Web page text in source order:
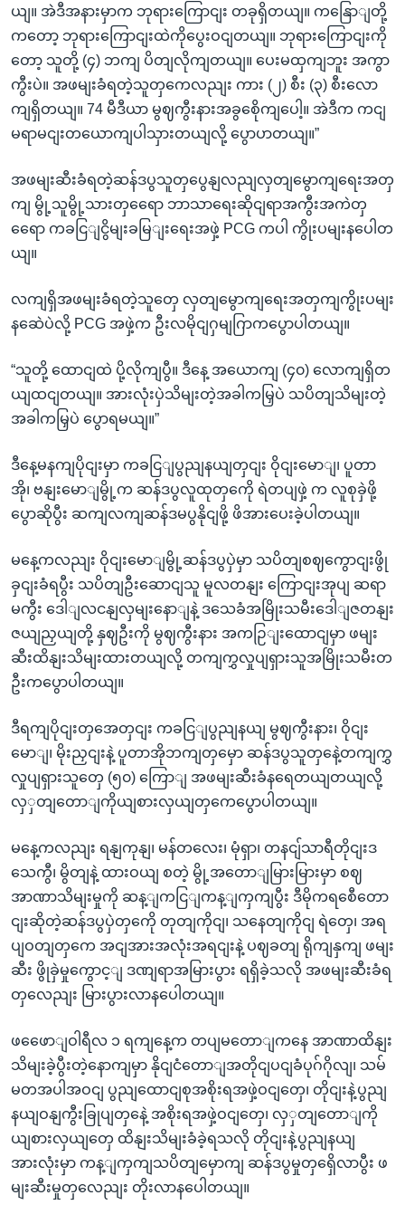
ယျ။ အဲဒီအနားမှာက ဘုရားကြောငျး တခုရှိတယျ။ ကနြောျတို့
ကတော့ ဘုရားကြောငျးထဲကိုပွေးဝငျတယျ။ ဘုရားကြောငျးကို
တော့ သူတို့ (၄) ဘကျ ပိတျလိုကျတယျ။ ပေးမထှကျဘူး အကွာ
ကွီးပဲ။ အဖမျးခံရတဲ့သူတှကေလညျး ကား (၂) စီး (၃) စီးလော
ကျရှိတယျ။ 74 မီဒီယာ မွဈကွီးနားအခွစေိုကျပေါ့။ အဲဒီက ကငျ
မရာမငျးတယောကျပါသှားတယျလို့ ပွောပာတယျ။”
အဖမျးဆီးခံရတဲ့ဆန်ဒပွသူတှပွေနျလညျလှတျမွောကျရေးအတှ
ကျ မွို့သူမွို့သားတှရေော ဘာသာရေးဆိုငျရာအကွီးအကဲတှ
ရေော ကခငြျငွိမျးခမြျးရေးအဖှဲ့ PCG ကပါ ကွိုးပမျးနပေါတ
ယျ။
လကျရှိအဖမျးခံရတဲ့သူတှေ လှတျမွောကျရေးအတှကျကွိုးပမျး
နဆေဲပဲလို့ PCG အဖှဲ့က ဦးလမိုငျဂှမျဂြာကပွောပါတယျ။
“သူတို့ ထောငျထဲ ပို့လိုကျပွီ။ ဒီနေ့ အယောကျ (၄၀) လောကျရှိတ
ယျထငျတယျ။ အားလုံးပှဲသိမျးတဲ့အခါကမြှပဲ သပိတျသိမျးတဲ့
အခါကမြှပဲ ပွောရမယျ။”
ဒီနေ့မနကျပိုငျးမှာ ကခငြျပွညျနယျတှငျး ဝိုငျးမောျ၊ ပူတာ
အို၊ ဗနျးမောျမွို့က ဆန်ဒပွလူထုတှကေို ရဲတပျဖှဲ့ က လူစုခှဲဖို့
ပွောဆိုပွီး ဆကျလကျဆန်ဒမပွနိုငျဖို့ ဖိအားပေးခဲ့ပါတယျ။
မနေ့ကလညျး ဝိုငျးမောျမွို့ဆန်ဒပွပှဲမှာ သပိတျစဈကွောငျးဖွို
ခှငျးခံရပွီး သပိတျဦးဆောငျသူ မူလတနျး ကြောငျးအုပျ ဆရာ
မကွီး ဒေါျလငနျလှမျးနောျနဲ့ ဒသေခံအမြိုးသမီးဒေါျဇတနျး
ဇယျညှယျတို့ နှဈဦးကို မွဈကွီးနား အကဉြျးထောငျမှာ ဖမျး
ဆီးထိနျးသိမျးထားတယျလို့ တကျကွှလှုပျရှားသူအမြိုးသမီးတ
ဦးကပွောပါတယျ။
ဒီရကျပိုငျးတှအေတှငျး ကခငြျပွညျနယျ မွဈကွီးနား၊ ဝိုငျး
မောျ၊ မိုးညှငျးနဲ့ ပူတာအိုဘကျတှမှော ဆန်ဒပွသူတှနေဲ့တကျကွှ
လှုပျရှားသူတှေ (၅၀) ကြောျ အဖမျးဆီးခံနရေတယျတယျလို့
လှှတျတောျကိုယျစားလှယျတှကေပွောပါတယျ။
မနေ့ကလညျး ရနျကုနျ၊ မန်တလေး၊ မုံရှာ၊ တနငျ်သာရီတိုငျးဒ
သေကွီ၊ မွိတျနဲ့ ထားဝယျ စတဲ့ မွို့အတောျမြားမြားမှာ စဈ
အာဏာသိမျးမှုကို ဆန့ျကငြျကန့ျကှကျပွီး ဒီမိုကရစေီတော
ငျးဆိုတဲ့ဆန်ဒပွပှဲတှကေို တုတျကိုငျ၊ သနေတျကိုငျ ရဲတှေ၊ အရ
ပျဝတျတှကေ အငျအားအလုံးအရငျးနဲ့ ပဈခတျ ရိုကျနှကျ ဖမျး
ဆီး ဖွိုခှဲမှုကွောင့ျ ဒဏျရာအမြားပွား ရရှိခဲ့သလို အဖမျးဆီးခံရ
တှလေညျး မြားပွားလာနပေါတယျ။
ဖဖေောျဝါရီလ ၁ ရကျနေ့က တပျမတောျကနေ အာဏာထိနျး
သိမျးခဲ့ပွီးတဲ့နောကျမှာ နိုငျငံတောျအတိုငျပငျခံပုဂ်ဂိုလျ၊ သမ်
မတအပါအဝငျ ပွညျထောငျစုအစိုးရအဖှဲ့ဝငျတှေ၊ တိုငျးနဲ့ပွညျ
နယျဝနျကွီးခြုပျတှနေဲ့ အစိုးရအဖှဲ့ဝငျတှေ၊ လှှတျတောျကို
ယျစားလှယျတှေ ထိနျးသိမျးခံခဲ့ရသလို တိုငျးနဲ့ပွညျနယျ
အားလုံးမှာ ကန့ျကှကျသပိတျမှောကျ ဆန်ဒပွမှုတှရှေိလာပွီး ဖ
မျးဆီးမှုတှလေညျး တိုးလာနပေါတယျ။